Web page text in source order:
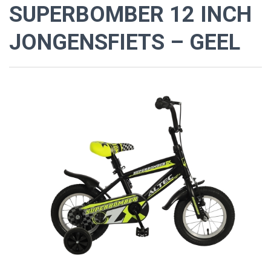
SUPERBOMBER 12 INCH
JONGENSFIETS – GEEL